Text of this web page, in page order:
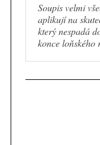
Soupis velmi
aplikují na
který nespadá
konce
S